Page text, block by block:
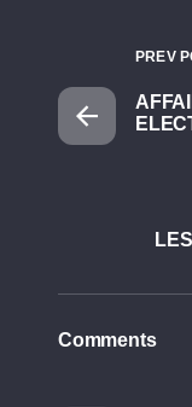
PREV
Comments